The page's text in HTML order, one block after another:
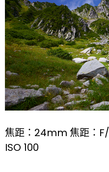
焦距：24mm 焦距：
ISO 100